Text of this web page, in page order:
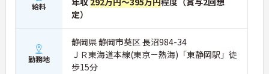
給料
定）
勤務地
静岡県 静岡市葵区 長沼984-34
ＪＲ東海道本線(東京－熱海)「東静岡駅」徒
歩15分